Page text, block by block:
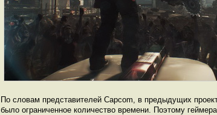
По словам представителей Capcom, в предыдущих
было ограниченное количество времени. Поэтому